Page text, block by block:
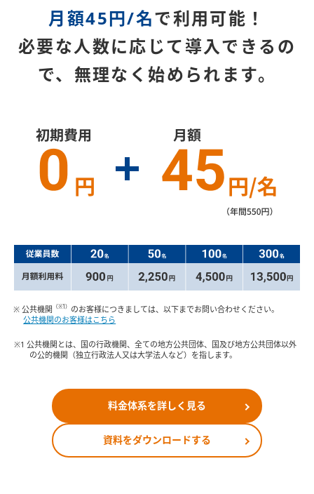
月額45円/名 で利用可能！
必要な人数に応じて導入できるの
で、無理なく始められます。
※ 公共機関 （※1） のお客様につきましては、以下までお問い合わせください。
公共機関のお客様はこちら
※1 公共機関とは、国の行政機関、全ての地方公共団体、国及び地方公共団体以外
の公的機関（独立行政法人又は大学法人など）を指します。
料金体系を詳しく見る
資料をダウンロードする